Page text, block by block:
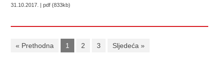
31.10.2017. | pdf (833kb)
« Prethodna 1 2 3 Sljedeća »